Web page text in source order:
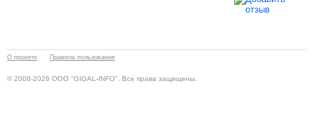
О проекте Правила пользования
© 2008-2026 ООО "GIGAL-INFO". Все права защищены.